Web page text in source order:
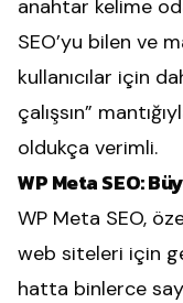
anahtar kelime
SEO’yu bilen ve
kullanıcılar için
çalışsın”
oldukça verimli.
WP Meta SEO:
WP Meta SEO,
web siteleri için
hatta binlerce